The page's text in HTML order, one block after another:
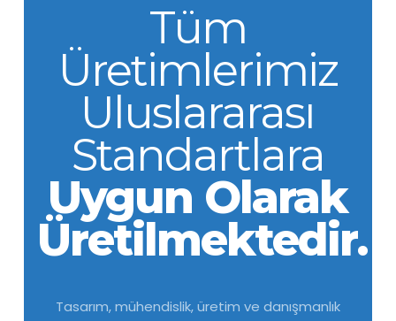
Tüm
Üretimlerimiz
Uluslararası
Standartlara
Uygun Olarak
Üretilmektedir.
Tasarım, mühendislik, üretim ve danışmanlık